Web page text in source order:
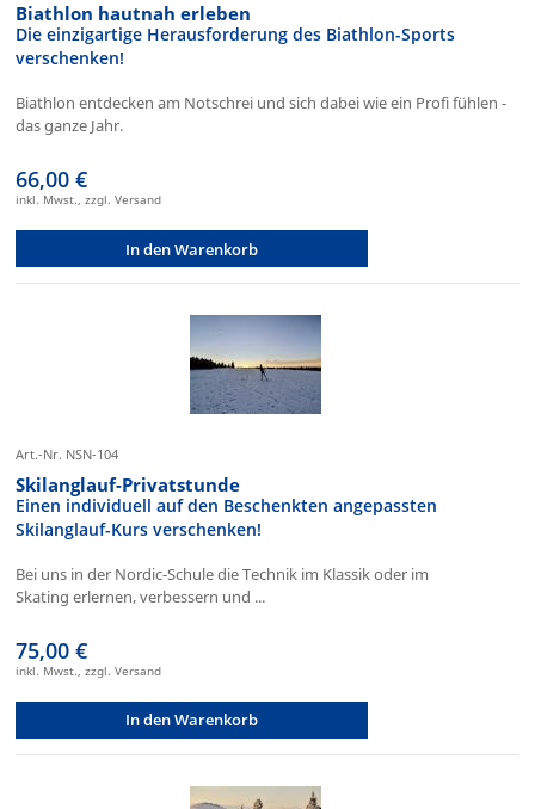
Biathlon hautnah erleben
Die einzigartige Herausforderung des Biathlon-Sports
verschenken!
Biathlon entdecken am Notschrei und sich dabei wie ein Profi fühlen -
das ganze Jahr.
66,00 €
inkl. Mwst., zzgl. Versand
In den Warenkorb
Art.-Nr. NSN-104
Skilanglauf-Privatstunde
Einen individuell auf den Beschenkten angepassten
Skilanglauf-Kurs verschenken!
Bei uns in der Nordic-Schule die Technik im Klassik oder im
Skating erlernen, verbessern und ...
75,00 €
inkl. Mwst., zzgl. Versand
In den Warenkorb